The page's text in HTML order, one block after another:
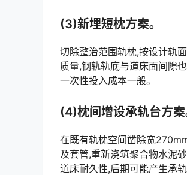
(3)新埋短枕方案。
切除整治范围轨枕,按设计轨
质量,钢轨轨底与道床面间隙
一次性投入成本一般。󠅅󠅃󠄵󠅂󠄪󠇖󠆨󠆨󠇕󠆞󠆒󠅬󠇘󠆭󠆘󠇙󠆝󠅵󠇗󠆭󠆁󠄐󠇗󠅹󠅸󠇖󠆍󠅳󠇖󠅹󠅰󠇖󠆌󠅹
(4)枕间增设承轨台方案
在既有轨枕空间凿除宽
及套管,重新浇筑聚合物水泥
道床耐久性,后期可能产生承